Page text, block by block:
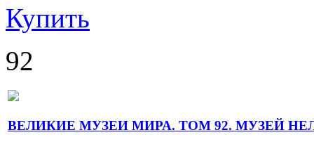
Купить
92
ВЕЛИКИЕ МУЗЕИ МИРА. ТОМ 92. МУЗЕЙ